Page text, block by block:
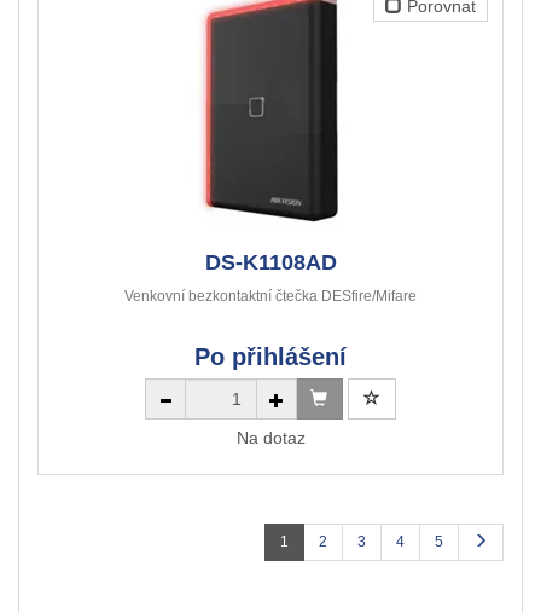
Porovnat
DS-K1108AD
Venkovní bezkontaktní čtečka DESfire/Mifare
Po přihlášení
Na dotaz
1 2 3 4 5